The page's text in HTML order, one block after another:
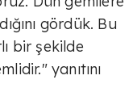
gördük. Bu
bir şekilde
yanıtını